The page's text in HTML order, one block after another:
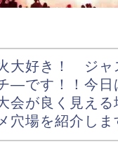
大好き！ ジャ
―です！
！今
会が良く見える
穴場を紹介しま